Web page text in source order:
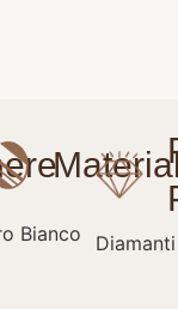
Bianco Diamanti